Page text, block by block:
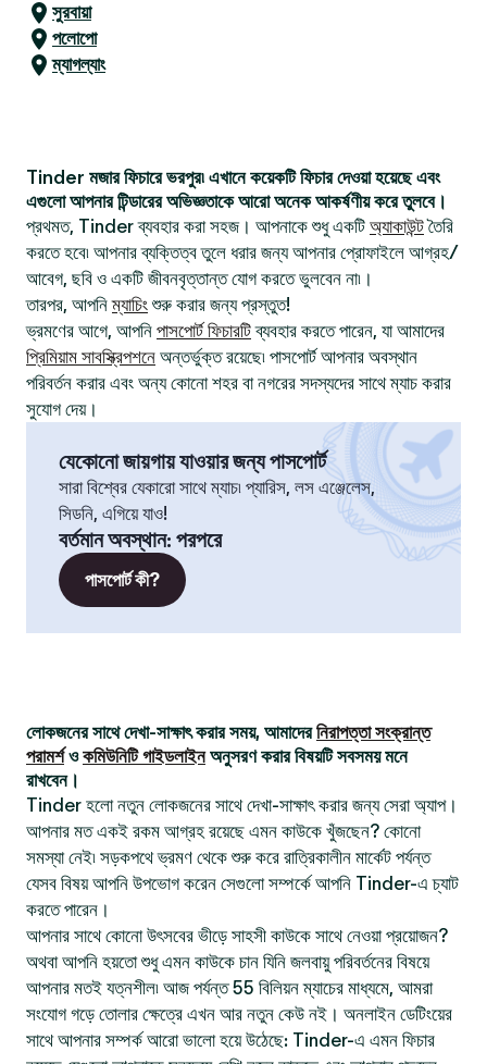
সুরবায়া
পলোপো
ম্যাগল্যাং
Tinder মজার ফিচারে ভরপুর৷ এখানে কয়েকটি ফিচার দেওয়া হয়েছে এবং
এগুলো আপনার টিন্ডারের অভিজ্ঞতাকে আরো অনেক আকর্ষণীয় করে তুলবে।
প্রথমত, Tinder ব্যবহার করা সহজ। আপনাকে শুধু একটি অ্যাকাউন্টতৈরি
করতে হবে৷ আপনার ব্যক্তিত্ব তুলে ধরার জন্য আপনার প্রোফাইলে আগ্রহ/
আবেগ, ছবি ও একটি জীবনবৃত্তান্ত যোগ করতে ভুলবেন না৷।
তারপর, আপনিম্যাচিং শুরু করার জন্য প্রস্তুত!
ভ্রমণের আগে, আপনি পাসপোর্ট ফিচারটিব্যবহার করতে পারেন, যা আমাদের
প্রিমিয়াম সাবস্ক্রিপশনে অন্তর্ভুক্ত রয়েছে৷ পাসপোর্ট আপনার অবস্থান
পরিবর্তন করার এবং অন্য কোনো শহর বা নগরের সদস্যদের সাথে ম্যাচ করার
সুযোগ দেয়।
যেকোনো জায়গায় যাওয়ার জন্য পাসপোর্ট
সারা বিশ্বের যেকারো সাথে ম্যাচ৷ প্যারিস, লস এঞ্জেলেস,
সিডনি, এগিয়ে যাও!
বর্তমান অবস্থান: পরপরে
পাসপোর্ট কী?
লোকজনের সাথে দেখা-সাক্ষাৎ করার সময়, আমাদেরনিরাপত্তা সংক্রান্ত
পরামর্শওকমিউনিটি গাইডলাইনঅনুসরণ করার বিষয়টি সবসময় মনে
রাখবেন।
Tinder হলো নতুন লোকজনের সাথে দেখা-সাক্ষাৎ করার জন্য সেরা অ্যাপ।
আপনার মত একই রকম আগ্রহ রয়েছে এমন কাউকে খুঁজছেন? কোনো
সমস্যা নেই৷ সড়কপথে ভ্রমণ থেকে শুরু করে রাত্রিকালীন মার্কেট পর্যন্ত
যেসব বিষয় আপনি উপভোগ করেন সেগুলো সম্পর্কে আপনি Tinder-এ চ্যাট
করতে পারেন।
আপনার সাথে কোনো উৎসবের ভীড়ে সাহসী কাউকে সাথে নেওয়া প্রয়োজন?
অথবা আপনি হয়তো শুধু এমন কাউকে চান যিনি জলবায়ু পরিবর্তনের বিষয়ে
আপনার মতই যত্নশীল৷ আজ পর্যন্ত 55 বিলিয়ন ম্যাচের মাধ্যমে, আমরা
সংযোগ গড়ে তোলার ক্ষেত্রে এখন আর নতুন কেউ নই। অনলাইন ডেটিংয়ের
সাথে আপনার সম্পর্ক আরো ভালো হয়ে উঠেছে: Tinder-এ এমন ফিচার